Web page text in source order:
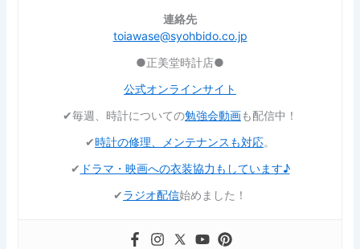
連絡先
toiawase@syohbido.co.jp
●正美堂時計店●
公式オンラインサイト
✔︎毎週、時計についての勉強会動画も配信中！
✔︎時計の修理、メンテナンスも対応。
✔︎ ドラマ・映画への衣装協力もしています♪
✔︎ラジオ配信始めました！